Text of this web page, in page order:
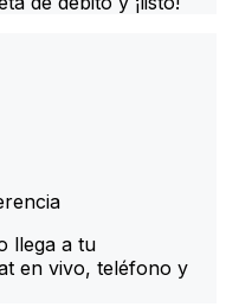
llega a tu
en vivo, teléfono y